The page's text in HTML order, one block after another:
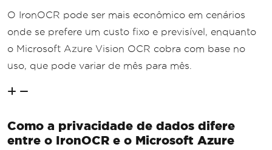
O IronOCR pode ser mais econômico em cenários
onde se prefere um custo fixo e previsível, enquanto
o Microsoft Azure Vision OCR cobra com base no
uso, que pode variar de mês para mês.
Como a privacidade de dados difere
entre o IronOCR e o Microsoft Azure